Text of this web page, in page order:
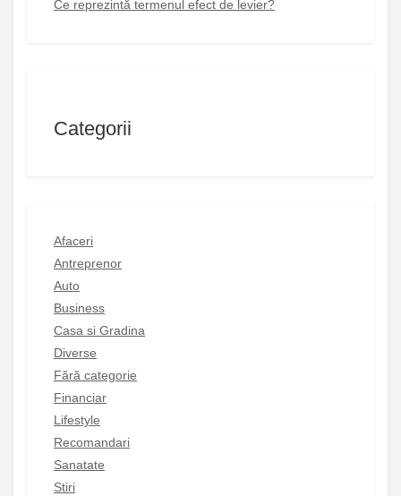
Ce reprezintă termenul efect de levier?
Categorii
Afaceri
Antreprenor
Auto
Business
Casa si Gradina
Diverse
Fără categorie
Financiar
Lifestyle
Recomandari
Sanatate
Stiri